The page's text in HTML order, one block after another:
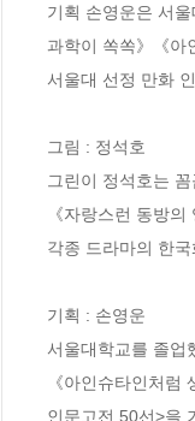
기획 손영운은 서
과학이 쏙쏙》《아
서울대 선정 만화
그림 : 정석호
그린이 정석호는
《자랑스런 동방
각종 드라마의 한
기획 : 손영운
서울대학교를 졸업
《아인슈타인처
인문고전 50선>을